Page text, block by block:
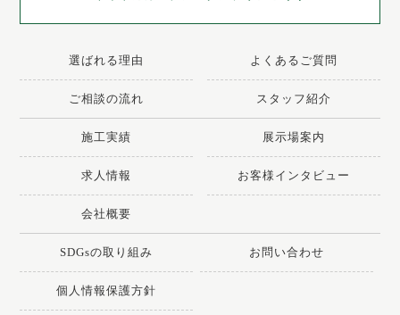
選ばれる理由 よくあるご質問
ご相談の流れ スタッフ紹介
施工実績 展示場案内
求人情報 お客様インタビュー
会社概要
SDGsの取り組み お問い合わせ
個人情報保護方針